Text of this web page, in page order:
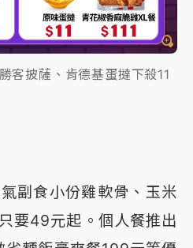
客披薩、肯德基蛋撻下殺11
副食小份雞軟骨、玉米
要49元起。個人餐推出